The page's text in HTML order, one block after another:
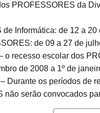
PROFESSORES da
Informática: de 12 a
de 09 a 27 de
o recesso escolar dos
de 2008 a 1º de
Durante os períodos de
não serão convocados